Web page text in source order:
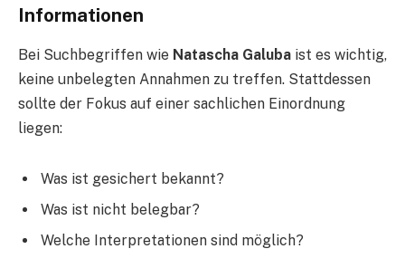
Informationen
Bei Suchbegriffen wie Natascha Galuba ist es wichtig,
keine unbelegten Annahmen zu treffen. Stattdessen
sollte der Fokus auf einer sachlichen Einordnung
liegen:
Was ist gesichert bekannt?
Was ist nicht belegbar?
Welche Interpretationen sind möglich?